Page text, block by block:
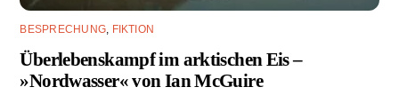
BESPRECHUNG, FIKTION
Überlebenskampf im arktischen Eis –
»Nordwasser« von Ian McGuire